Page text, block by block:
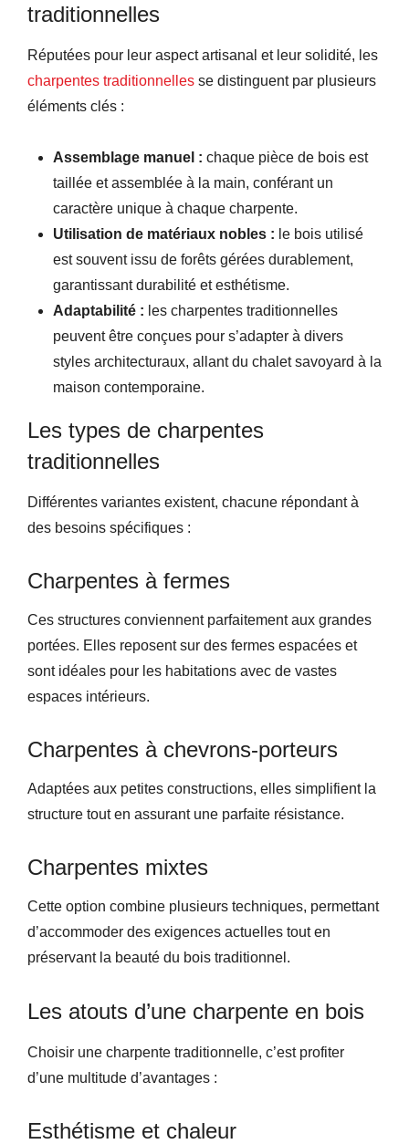
traditionnelles
Réputées pour leur aspect artisanal et leur solidité, les
charpentes traditionnelles se distinguent par plusieurs
éléments clés :
Assemblage manuel : chaque pièce de bois est
taillée et assemblée à la main, conférant un
caractère unique à chaque charpente.
Utilisation de matériaux nobles : le bois utilisé
est souvent issu de forêts gérées durablement,
garantissant durabilité et esthétisme.
Adaptabilité : les charpentes traditionnelles
peuvent être conçues pour s’adapter à divers
styles architecturaux, allant du chalet savoyard à la
maison contemporaine.
Les types de charpentes
traditionnelles
Différentes variantes existent, chacune répondant à
des besoins spécifiques :
Charpentes à fermes
Ces structures conviennent parfaitement aux grandes
portées. Elles reposent sur des fermes espacées et
sont idéales pour les habitations avec de vastes
espaces intérieurs.
Charpentes à chevrons-porteurs
Adaptées aux petites constructions, elles simplifient la
structure tout en assurant une parfaite résistance.
Charpentes mixtes
Cette option combine plusieurs techniques, permettant
d’accommoder des exigences actuelles tout en
préservant la beauté du bois traditionnel.
Les atouts d’une charpente en bois
Choisir une charpente traditionnelle, c’est profiter
d’une multitude d’avantages :
Esthétisme et chaleur